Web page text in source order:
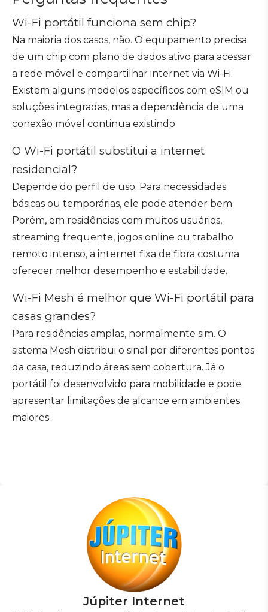
Wi-Fi portátil funciona sem chip?
Na maioria dos casos, não. O equipamento precisa
de um chip com plano de dados ativo para acessar
a rede móvel e compartilhar internet via Wi-Fi.
Existem alguns modelos específicos com eSIM ou
soluções integradas, mas a dependência de uma
conexão móvel continua existindo.
O Wi-Fi portátil substitui a internet
residencial?
Depende do perfil de uso. Para necessidades
básicas ou temporárias, ele pode atender bem.
Porém, em residências com muitos usuários,
streaming frequente, jogos online ou trabalho
remoto intenso, a internet fixa de fibra costuma
oferecer melhor desempenho e estabilidade.
Wi-Fi Mesh é melhor que Wi-Fi portátil para
casas grandes?
Para residências amplas, normalmente sim. O
sistema Mesh distribui o sinal por diferentes pontos
da casa, reduzindo áreas sem cobertura. Já o
portátil foi desenvolvido para mobilidade e pode
apresentar limitações de alcance em ambientes
maiores.
Júpiter Internet